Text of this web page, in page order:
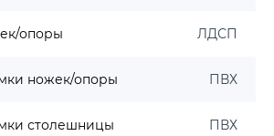
опоры ЛДСП
ножек/опоры ПВХ
столешницы ПВХ